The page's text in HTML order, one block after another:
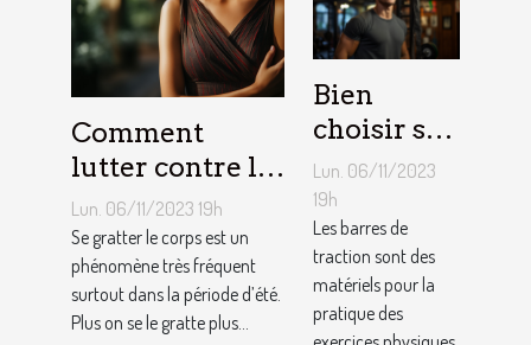
Comment
lutter contre la
démangeaison ?
Lun. 06/11/2023 19h
Se gratter le corps est un
phénomène très fréquent
surtout dans la période d’été.
Plus on se le gratte plus...
Bien
choisir sa
barre de
traction :
nos
conseils !
Lun. 06/11/2023
19h
Les barres de
traction sont des
matériels pour la
pratique des